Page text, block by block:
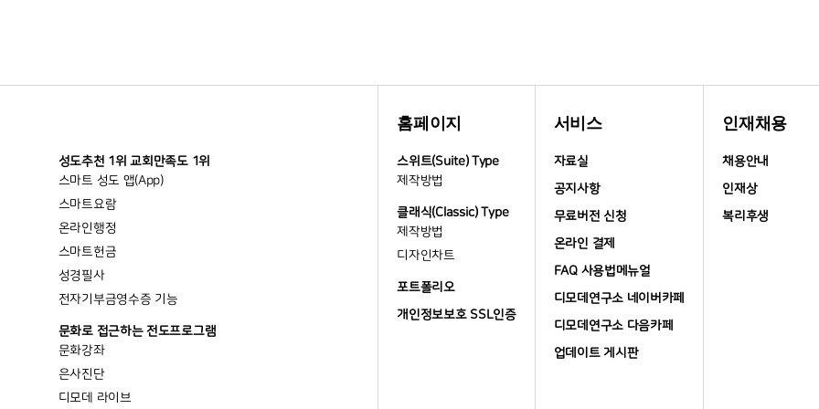
성도추천 1위 교회만족도 1위
스마트 성도 앱(App)
스마트요람
온라인행정
스마트헌금
성경필사
전자기부금영수증 기능
문화로 접근하는 전도프로그램
문화강좌
은사진단
디모데 라이브
홈페이지
스위트(Suite) Type
제작방법
클래식(Classic) Type
제작방법
디자인차트
포트폴리오
개인정보보호 SSL인증
서비스
자료실
공지사항
무료버전 신청
온라인 결제
FAQ 사용법메뉴얼
디모데연구소 네이버카페
디모데연구소 다음카페
업데이트 게시판
인재채용
채용안내
인재상
복리후생